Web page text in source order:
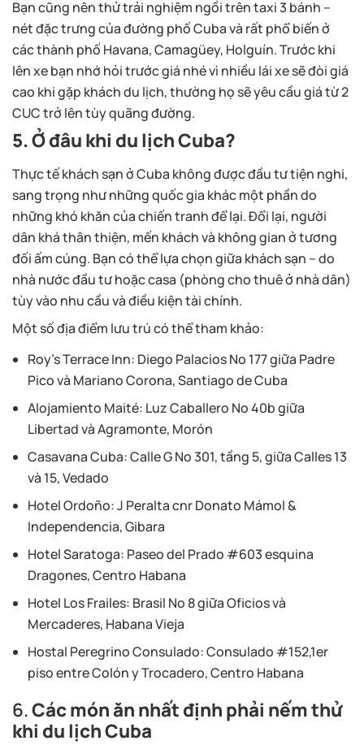
Bạn cũng nên thử trải nghiệm ngồi trên taxi 3 bánh –
nét đặc trưng của đường phố Cuba và rất phổ biến ở
các thành phố Havana, Camagüey, Holguín. Trước khi
lên xe bạn nhớ hỏi trước giá nhé vì nhiều lái xe sẽ đòi giá
cao khi gặp khách du lịch, thường họ sẽ yêu cầu giá từ 2
CUC trở lên tùy quãng đường.
5. Ở đâu khi du lịch Cuba?
Thực tế khách sạn ở Cuba không được đầu tư tiện nghi,
sang trọng như những quốc gia khác một phần do
những khó khăn của chiến tranh để lại. Đổi lại, người
dân khá thân thiện, mến khách và không gian ở tương
đối ấm cúng. Bạn có thể lựa chọn giữa khách sạn – do
nhà nước đầu tư hoặc casa (phòng cho thuê ở nhà dân)
tùy vào nhu cầu và điều kiện tài chính.
Một số địa điểm lưu trú có thể tham khảo:
Roy’s Terrace Inn: Diego Palacios No 177 giữa Padre
Pico và Mariano Corona, Santiago de Cuba
Alojamiento Maité: Luz Caballero No 40b giữa
Libertad và Agramonte, Morón
Casavana Cuba:Calle G No 301, tầng 5, giữa Calles 13
và 15, Vedado
Hotel Ordoño:J Peralta cnr Donato Mámol &
Independencia, Gibara
Hotel Saratoga: Paseo del Prado #603 esquina
Dragones, Centro Habana
Hotel Los Frailes: Brasil No 8 giữa Oficios và
Mercaderes, Habana Vieja
Hostal Peregrino Consulado: Consulado #152,1er
piso entre Colón y Trocadero, Centro Habana
6.Các món ăn nhất định phải nếm thử
khi du lịch Cuba